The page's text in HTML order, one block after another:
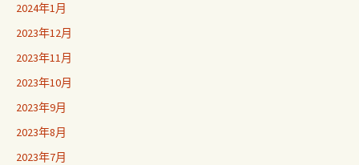
2024年1月
2023年12月
2023年11月
2023年10月
2023年9月
2023年8月
2023年7月